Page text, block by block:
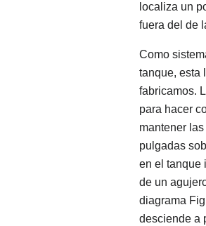
localiza un
fuera del de
Como
tanque, esta
fabricamos.
para hacer
mantener
pulgadas
en el tanque
de un
diagrama
desciende a